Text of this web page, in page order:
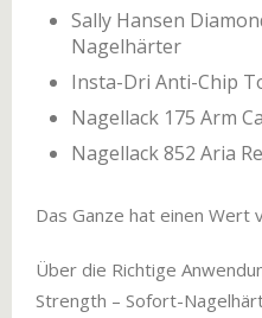
Sally Hansen
Nagelhärter
Insta-Dri Anti-Chip
Nagellack 175 Arm
Nagellack 852 Aria
Das Ganze hat einen Wert
Über die Richtige
Strength – Sofort-